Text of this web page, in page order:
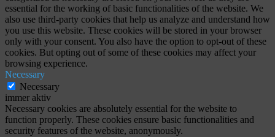
essential for the working of basic functionalities of the website. We
also use third-party cookies that help us analyze and understand how
you use this website. These cookies will be stored in your browser
only with your consent. You also have the option to opt-out of these
cookies. But opting out of some of these cookies may affect your
browsing experience.
Necessary
Necessary
immer aktiv
Necessary cookies are absolutely essential for the website to
function properly. These cookies ensure basic functionalities and
security features of the website, anonymously.